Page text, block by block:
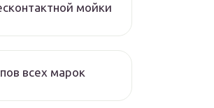
мойки
всех марок